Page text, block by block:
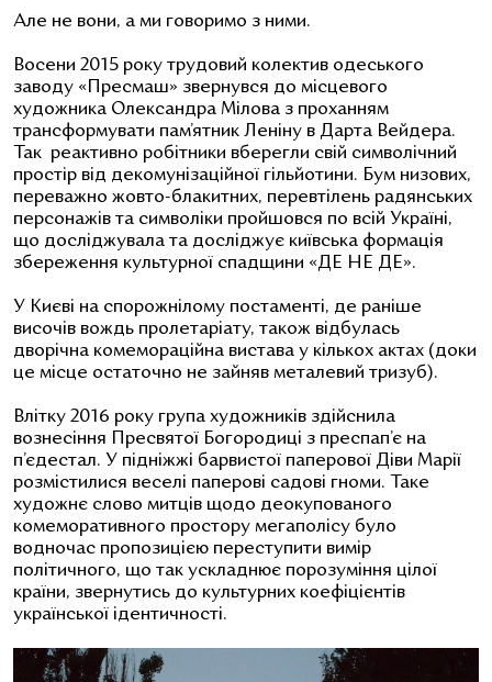
Але не вони, а ми говоримо з ними.
Восени 2015 року трудовий колектив одеського
заводу «Пресмаш» звернувся до місцевого
художника Олександра Мілова з проханням
трансформувати пам’ятник Леніну в Дарта Вейдера.
Так реактивно робітники вберегли свій символічний
простір від декомунізаційної гільйотини. Бум низових,
переважно жовто-блакитних, перевтілень радянських
персонажів та символіки пройшовся по всій Україні,
що досліджувала та досліджує київська формація
збереження культурної спадщини «ДЕ НЕ ДЕ».
У Києві на спорожнілому постаменті, де раніше
височів вождь пролетаріату, також відбулась
дворічна комемораційна вистава у кількох актах (доки
це місце остаточно не зайняв металевий тризуб).
Влітку 2016 року група художників здійснила
вознесіння Пресвятої Богородиці з преспап’є на
п’єдестал. У підніжжі барвистої паперової Діви Марії
розмістилися веселі паперові садові гноми. Таке
художнє слово митців щодо деокупованого
комеморативного простору мегаполісу було
водночас пропозицією переступити вимір
політичного, що так ускладнює порозуміння цілої
країни, звернутись до культурних коефіцієнтів
української ідентичності.